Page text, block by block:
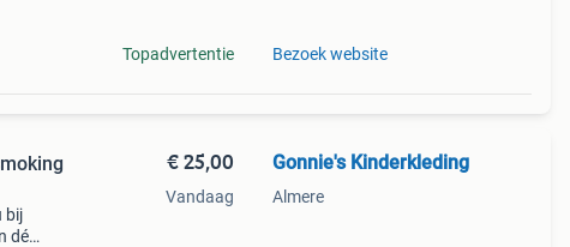
Topadvertentie Bezoek website
bij
dé
€ 25,00
Vandaag
Gonnie's Kinderkleding
Almere